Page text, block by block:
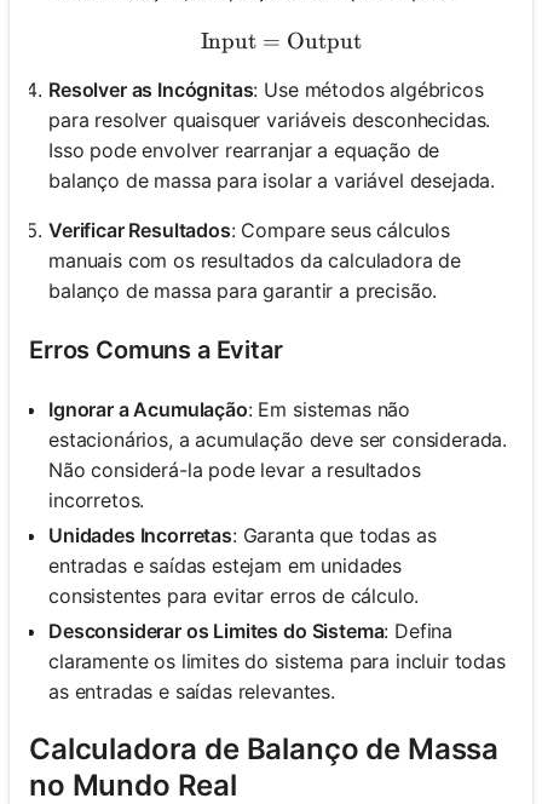
\text{Input} =
Input = Output
Resolver as Incógnitas: Use métodos algébricos
para resolver quaisquer variáveis desconhecidas.
Isso pode envolver rearranjar a equação de
balanço de massa para isolar a variável desejada.
Verificar Resultados: Compare seus cálculos
manuais com os resultados da calculadora de
balanço de massa para garantir a precisão.
Erros Comuns a Evitar
Ignorar a Acumulação: Em sistemas não
estacionários, a acumulação deve ser considerada.
Não considerá-la pode levar a resultados
incorretos.
Unidades Incorretas: Garanta que todas as
entradas e saídas estejam em unidades
consistentes para evitar erros de cálculo.
Desconsiderar os Limites do Sistema: Defina
claramente os limites do sistema para incluir todas
as entradas e saídas relevantes.
Calculadora de Balanço de Massa
no Mundo Real